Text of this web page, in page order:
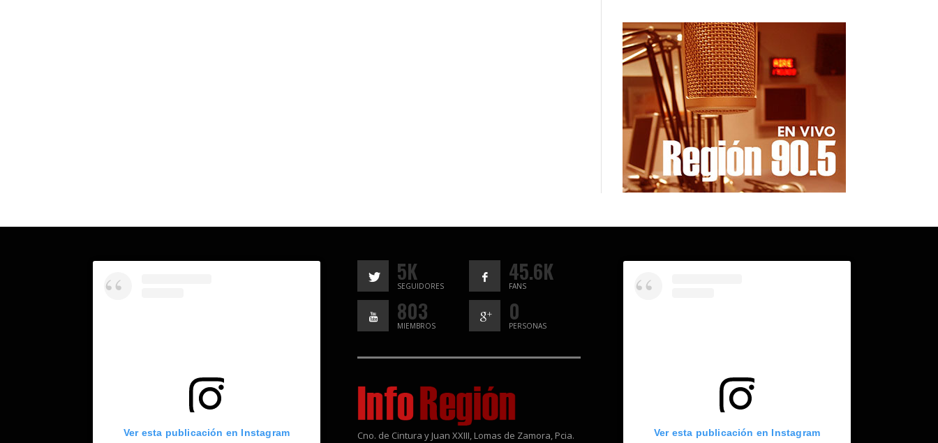
Ver esta publicación en Instagram
5K
SEGUIDORES
45.6K
FANS
803
MIEMBROS
0
PERSONAS
Cno. de Cintura y Juan XXIII, Lomas de Zamora, Pcia. Ver esta publicación en Instagram